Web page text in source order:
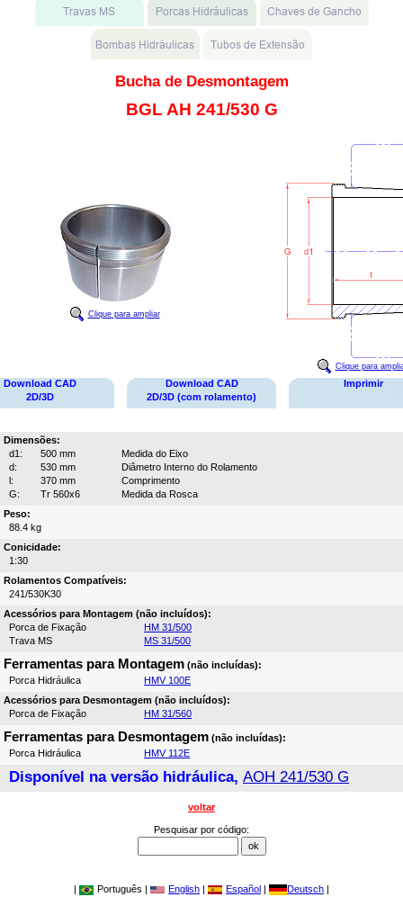
Bucha de Desmontagem
BGL AH 241/530 G
Clique para ampliar
Clique para
Download CAD
2D/3D
Download CAD
2D/3D (com rolamento)
Imprimir
Dimensões:
d1:
500 mm
Medida do Eixo
d:
530 mm
Diâmetro Interno do Rolamento
l:
370 mm
Comprimento
G:
Tr 560x6
Medida da Rosca
Peso:
88.4 kg
Conicidade:
1:30
Rolamentos Compatíveis:
241/530K30
Acessórios para Montagem (não incluídos):
Porca de Fixação
HM 31/500
Trava MS
MS 31/500
Ferramentas para Montagem (não incluídas):
Porca Hidráulica
HMV 100E
Acessórios para Desmontagem (não incluídos):
Porca de Fixação
HM 31/560
Ferramentas para Desmontagem (não incluídas):
Porca Hidráulica
HMV 112E
Disponível na versão hidráulica, AOH 241/530 G
voltar
Pesquisar por código:
| Português | English | Español | Deutsch |